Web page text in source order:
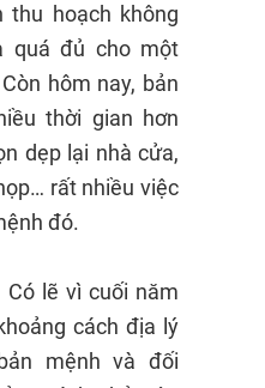
thu hoạch không
quá đủ cho một
hôm nay, bản
thời gian hơn
dẹp lại nhà cửa,
rất nhiều việc
đó.
Có lẽ vì cuối năm
cách địa lý
mệnh và đối